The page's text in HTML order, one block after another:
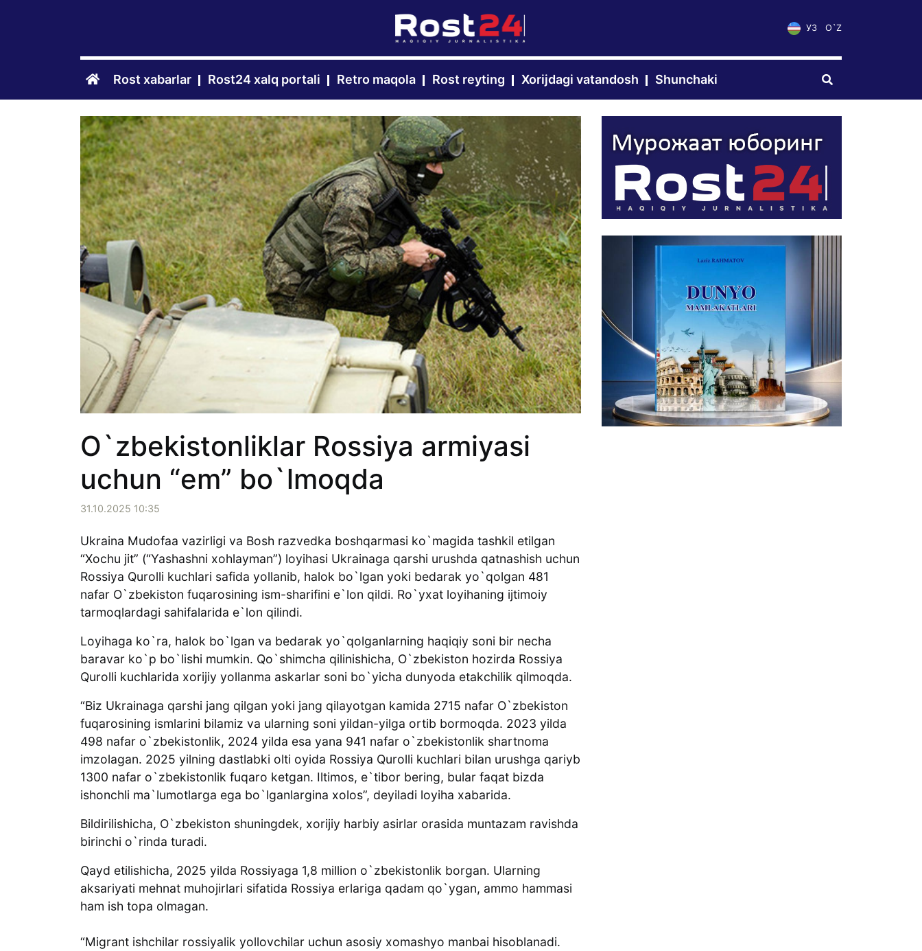
УЗ O`Z
Rost xabarlar Rost24 xalq portali Retro maqola Rost reyting Xorijdagi vatandosh Shunchaki
O`zbekistonliklar Rossiya armiyasi
uchun “em” bo`lmoqda
31.10.2025 10:35
Ukraina Mudofaa vazirligi va Bosh razvedka boshqarmasi ko`magida tashkil etilgan
“Xochu jit” (“Yashashni xohlayman”) loyihasi Ukrainaga qarshi urushda qatnashish uchun
Rossiya Qurolli kuchlari safida yollanib, halok bo`lgan yoki bedarak yo`qolgan 481
nafar O`zbekiston fuqarosining ism-sharifini e`lon qildi. Ro`yxat loyihaning ijtimoiy
tarmoqlardagi sahifalarida e`lon qilindi.
Loyihaga ko`ra, halok bo`lgan va bedarak yo`qolganlarning haqiqiy soni bir necha
baravar ko`p bo`lishi mumkin. Qo`shimcha qilinishicha, O`zbekiston hozirda Rossiya
Qurolli kuchlarida xorijiy yollanma askarlar soni bo`yicha dunyoda etakchilik qilmoqda.
“Biz Ukrainaga qarshi jang qilgan yoki jang qilayotgan kamida 2715 nafar O`zbekiston
fuqarosining ismlarini bilamiz va ularning soni yildan-yilga ortib bormoqda. 2023 yilda
498 nafar o`zbekistonlik, 2024 yilda esa yana 941 nafar o`zbekistonlik shartnoma
imzolagan. 2025 yilning dastlabki olti oyida Rossiya Qurolli kuchlari bilan urushga qariyb
1300 nafar o`zbekistonlik fuqaro ketgan. Iltimos, e`tibor bering, bular faqat bizda
ishonchli ma`lumotlarga ega bo`lganlargina xolos”, deyiladi loyiha xabarida.
Bildirilishicha, O`zbekiston shuningdek, xorijiy harbiy asirlar orasida muntazam ravishda
birinchi o`rinda turadi.
Qayd etilishicha, 2025 yilda Rossiyaga 1,8 million o`zbekistonlik borgan. Ularning
aksariyati mehnat muhojirlari sifatida Rossiya erlariga qadam qo`ygan, ammo hammasi
ham ish topa olmagan.
“Migrant ishchilar rossiyalik yollovchilar uchun asosiy xomashyo manbai hisoblanadi.